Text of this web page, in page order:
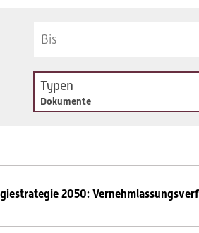
Typen
Dokumente
2050: